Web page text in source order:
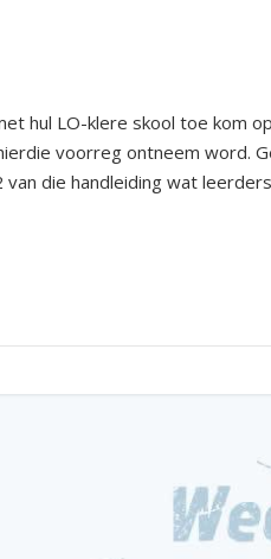
hul LO-klere skool toe kom
voorreg ontneem word.
die handleiding wat